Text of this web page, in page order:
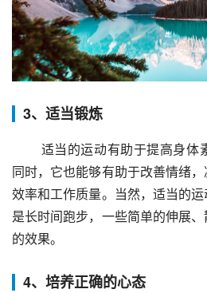
3、适当锻炼
同时，它也能够有助于改善情绪
效率和工作质量。当然，适当的
是长时间跑步，一些简单的伸展
的效果。
4、培养正确的心态